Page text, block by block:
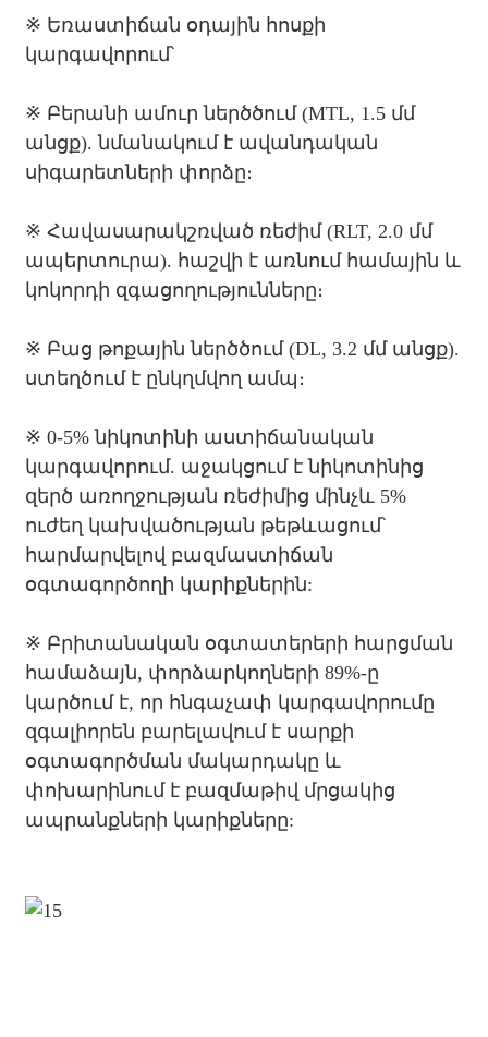
※ Եռաստիճան օդային հոսքի
կարգավորում՝
※ Բերանի ամուր ներծծում (MTL, 1.5 մմ
անցք). նմանակում է ավանդական
սիգարետների փորձը։
※ Հավասարակշռված ռեժիմ (RLT, 2.0 մմ
ապերտուրա). հաշվի է առնում համային և
կոկորդի զգացողությունները։
※ Բաց թոքային ներծծում (DL, 3.2 մմ անցք).
ստեղծում է ընկղմվող ամպ։
※ 0-5% նիկոտինի աստիճանական
կարգավորում. աջակցում է նիկոտինից
զերծ առողջության ռեժիմից մինչև 5%
ուժեղ կախվածության թեթևացում՝
հարմարվելով բազմաստիճան
օգտագործողի կարիքներին:
※ Բրիտանական օգտատերերի հարցման
համաձայն, փորձարկողների 89%-ը
կարծում է, որ հնգաչափ կարգավորումը
զգալիորեն բարելավում է սարքի
օգտագործման մակարդակը և
փոխարինում է բազմաթիվ մրցակից
ապրանքների կարիքները: